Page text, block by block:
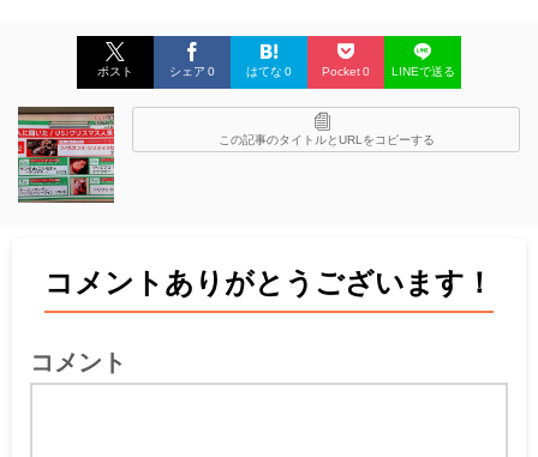
ポスト シェア 0 はてな 0 Pocket0 LINEで送る
この記事のタイトルとURLをコピーする
コメントありがとうございます！
コメント